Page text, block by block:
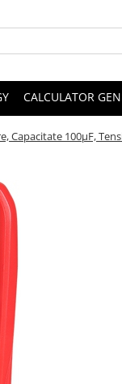
CALCULATOR
Capacitate 100µF,